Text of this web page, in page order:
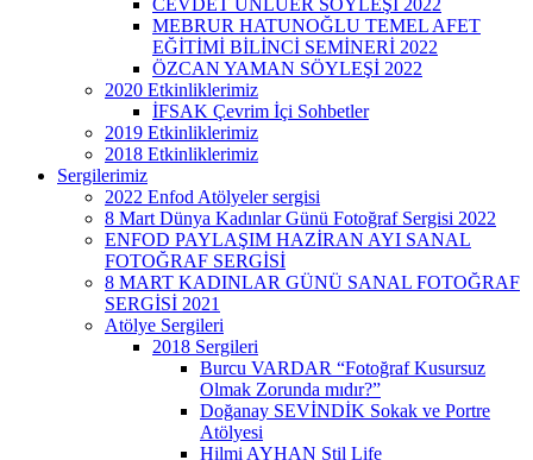
CEVDET ÜNLÜER SÖYLEŞİ 2022
MEBRUR HATUNOĞLU TEMEL AFET
EĞİTİMİ BİLİNCİ SEMİNERİ 2022
ÖZCAN YAMAN SÖYLEŞİ 2022
2020 Etkinliklerimiz
İFSAK Çevrim İçi Sohbetler
2019 Etkinliklerimiz
2018 Etkinliklerimiz
Sergilerimiz
2022 Enfod Atölyeler sergisi
8 Mart Dünya Kadınlar Günü Fotoğraf Sergisi 2022
ENFOD PAYLAŞIM HAZİRAN AYI SANAL
FOTOĞRAF SERGİSİ
8 MART KADINLAR GÜNÜ SANAL FOTOĞRAF
SERGİSİ 2021
Atölye Sergileri
2018 Sergileri
Burcu VARDAR “Fotoğraf Kusursuz
Olmak Zorunda mıdır?”
Doğanay SEVİNDİK Sokak ve Portre
Atölyesi
Hilmi AYHAN Stil Life